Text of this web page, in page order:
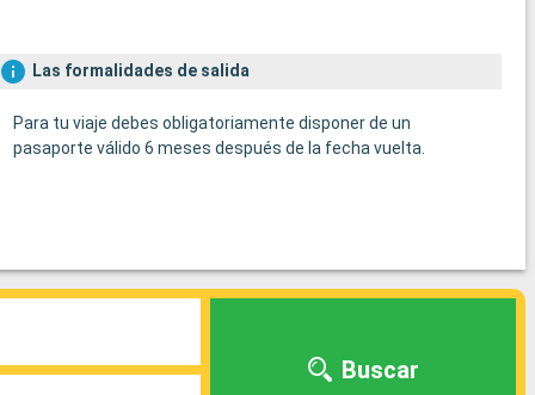
Las formalidades de salida
Para tu viaje debes obligatoriamente disponer de un
pasaporte válido 6 meses después de la fecha vuelta.
Buscar